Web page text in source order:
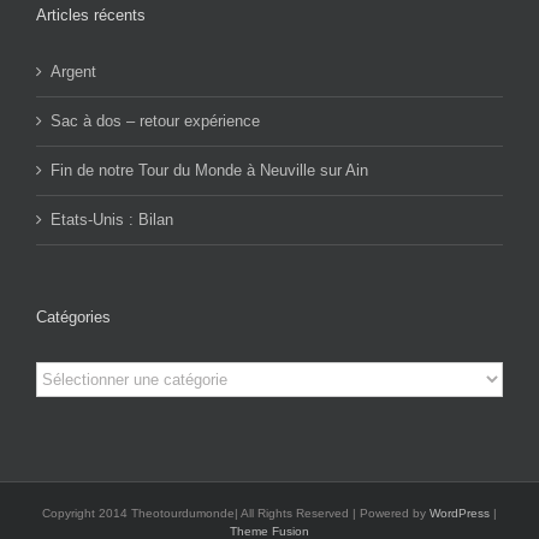
Articles récents
Argent
Sac à dos – retour expérience
Fin de notre Tour du Monde à Neuville sur Ain
Etats-Unis : Bilan
Catégories
Catégories
Copyright 2014 Theotourdumonde| All Rights Reserved | Powered by WordPress |
Theme Fusion